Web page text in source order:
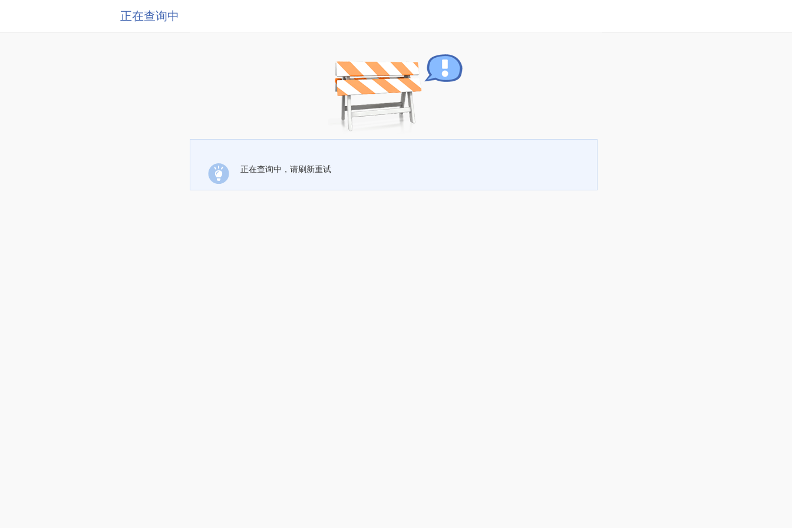
正在查询中
正在查询中，请刷新重试